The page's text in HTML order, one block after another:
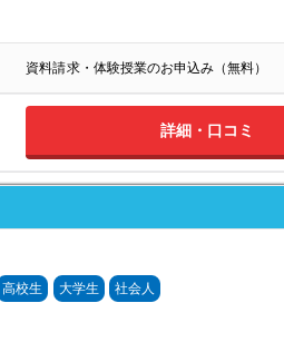
資料請求・体験授業のお申込み（無料）
詳細・口コミ
高校生 大学生 社会人